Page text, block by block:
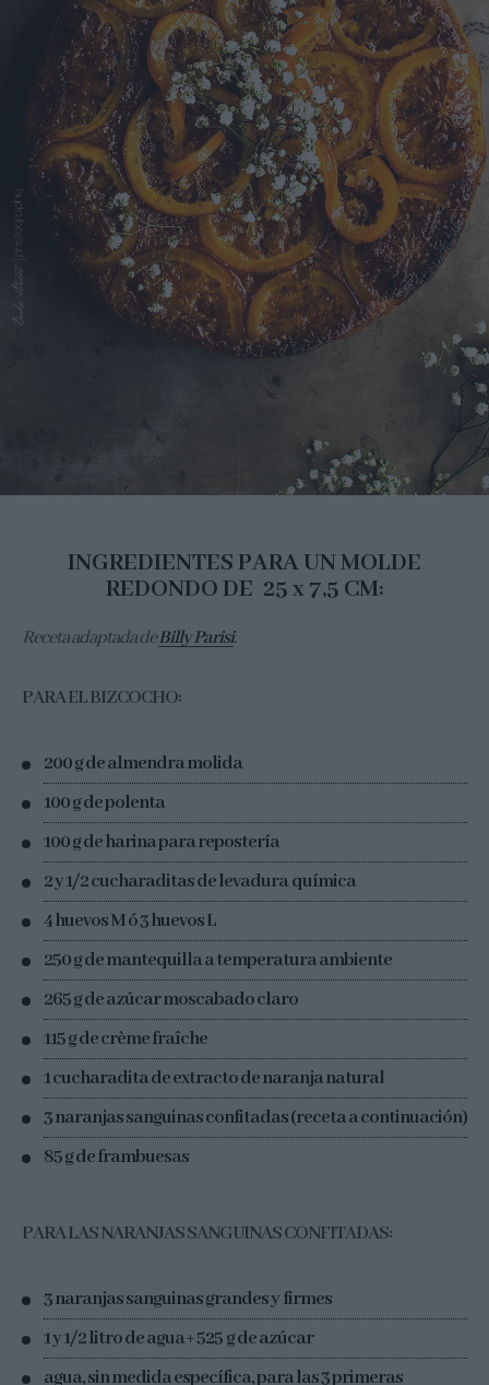
INGREDIENTES PARA UN MOLDE
REDONDO DE 25 x 7,5 CM:
Receta adaptada deBilly Parisi.
PARA EL BIZCOCHO:
200 g de almendra molida
100 g de polenta
100 g de harina para repostería
2 y 1/2 cucharaditas de levadura química
4 huevos M ó 3 huevos L
250 g de mantequilla a temperatura ambiente
265 g de azúcar moscabado claro
115 g de crème fraîche
1 cucharadita de extracto de naranja natural
3 naranjas sanguinas confitadas (receta a continuación)
85 g de frambuesas
PARA LAS NARANJAS SANGUINAS CONFITADAS:
3 naranjas sanguinas grandes y firmes
1 y 1/2 litro de agua + 525 g de azúcar
agua, sin medida específica, para las 3 primeras